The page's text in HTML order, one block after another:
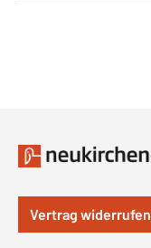
Vertrag widerrufen